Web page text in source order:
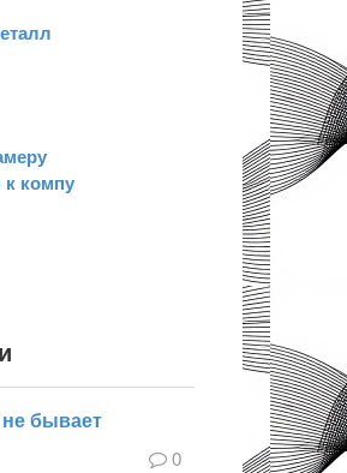
компу
бывает
0